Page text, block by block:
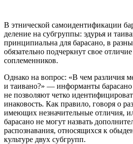
В этнической самоидентификации
деление на субгруппы: эдурья и
принципиальна для барасано, в
обязательно подчеркнут свое
соплеменников.
Однако на вопрос: «В чем различия
и таивано?» — информанты
не позволяют четко
инаковость. Как правило, говоря о
имеющих незначительные отличия,
барасано не могут назвать
распознавания, относящихся к
культуре двух субгрупп.